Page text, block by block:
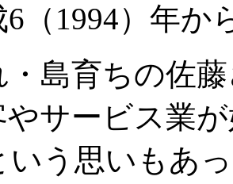
6（1994）年か
・島育ちの佐
やサービス業
いう思いもあ